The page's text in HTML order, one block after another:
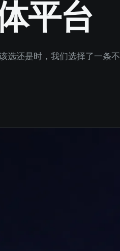
平台
还是 Claude Code 时，我们选择了